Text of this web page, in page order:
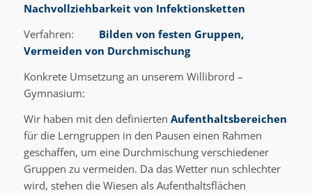
Nachvollziehbarkeit von Infektionsketten
Verfahren: Bilden von festen Gruppen,
Vermeiden von Durchmischung
Konkrete Umsetzung an unserem Willibrord –
Gymnasium:
Wir haben mit den definierten Aufenthaltsbereichen
für die Lerngruppen in den Pausen einen Rahmen
geschaffen, um eine Durchmischung verschiedener
Gruppen zu vermeiden. Da das Wetter nun schlechter
wird, stehen die Wiesen als Aufenthaltsflächen